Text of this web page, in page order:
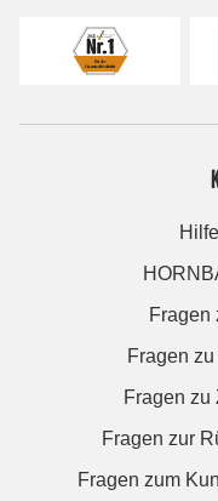
Fragen
Fragen
Fragen zu
Fragen zur
Fragen zum